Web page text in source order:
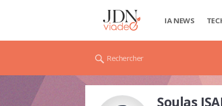
IA NEWS
Rechercher
Soulas